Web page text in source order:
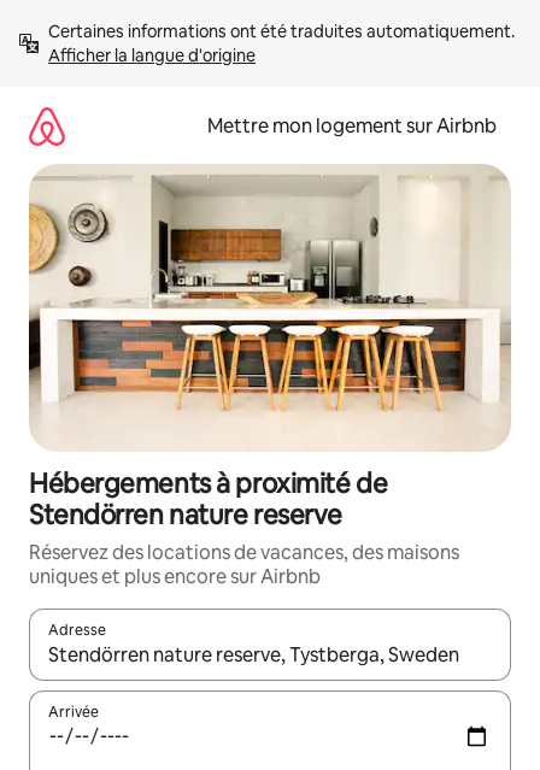
directement
Afficher la langue d'origine
Mettre mon logement sur Airbnb
Hébergements à proximité de
Stendörren nature reserve
Réservez des locations de vacances, des maisons
uniques et plus encore sur Airbnb
Adresse
Lorsque les résultats s'affichent, utilisez les flèches vers le
Arrivée